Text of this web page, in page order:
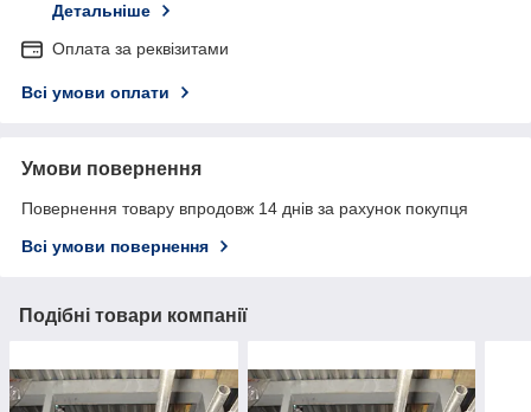
Детальніше
Оплата за реквізитами
Всі умови оплати
Умови повернення
Повернення товару впродовж 14 днів за рахунок покупця
Всі умови повернення
Подібні товари компанії